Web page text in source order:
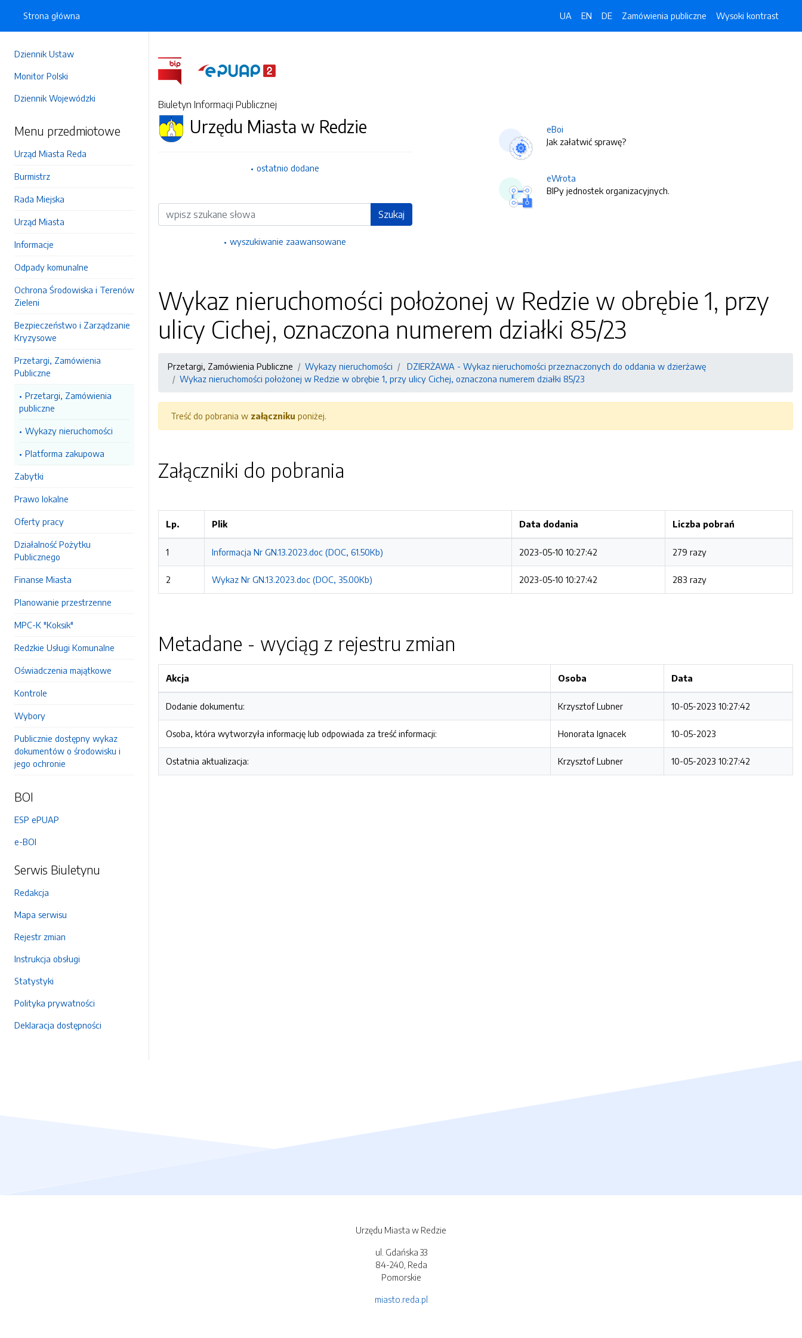
Dziennik Ustaw
Monitor Polski
Dziennik Wojewódzki
Menu przedmiotowe
Urząd Miasta Reda
Burmistrz
Rada Miejska
Urząd Miasta
Informacje
Odpady komunalne
Ochrona Środowiska i Terenów
Zieleni
Bezpieczeństwo i Zarządzanie
Kryzysowe
Przetargi, Zamówienia
Publiczne
Przetargi, Zamówienia
publiczne
Wykazy nieruchomości
Platforma zakupowa
Zabytki
Prawo lokalne
Oferty pracy
Działalność Pożytku
Publicznego
Finanse Miasta
Planowanie przestrzenne
MPC-K "Koksik"
Redzkie Usługi Komunalne
Oświadczenia majątkowe
Kontrole
Wybory
Publicznie dostępny wykaz
dokumentów o środowisku i
jego ochronie
BOI
ESP ePUAP
e-BOI
Serwis Biuletynu
Redakcja
Mapa serwisu
Rejestr zmian
Instrukcja obsługi
Statystyki
Polityka prywatności
Deklaracja dostępności
Strona główna UA EN DE Zamówienia publiczne Wysoki kontrast
Biuletyn Informacji Publicznej
Urzędu Miasta w Redzie
ostatnio dodane
Wyszukiwarka Szukaj
wyszukiwanie zaawansowane
eBoi
Jak załatwić sprawę?
eWrota
BIPy jednostek organizacyjnych.
Wykaz nieruchomości położonej w Redzie w obrębie 1, przy
ulicy Cichej, oznaczona numerem działki 85/23
Przetargi, Zamówienia Publiczne Wykazy nieruchomości
DZIERŻAWA - Wykaz nieruchomości przeznaczonych do oddania w dzierżawę
Wykaz nieruchomości położonej w Redzie w obrębie 1, przy ulicy Cichej, oznaczona numerem działki 85/23
Treść do pobrania w załączniku poniżej.
Załączniki do pobrania
Lp. Plik Data dodania Liczba pobrań
1 Informacja Nr GN.13.2023.doc (DOC, 61.50Kb) 2023-05-10 10:27:42 279 razy
2 Wykaz Nr GN.13.2023.doc (DOC, 35.00Kb) 2023-05-10 10:27:42 283 razy
Metadane - wyciąg z rejestru zmian
Akcja Osoba Data
Dodanie dokumentu: Krzysztof Lubner 10-05-2023 10:27:42
Osoba, która wytworzyła informację lub odpowiada za treść informacji: Honorata Ignacek 10-05-2023
Ostatnia aktualizacja: Krzysztof Lubner 10-05-2023 10:27:42
Urzędu Miasta w Redzie
ul. Gdańska 33
84-240, Reda
Pomorskie
miasto.reda.pl